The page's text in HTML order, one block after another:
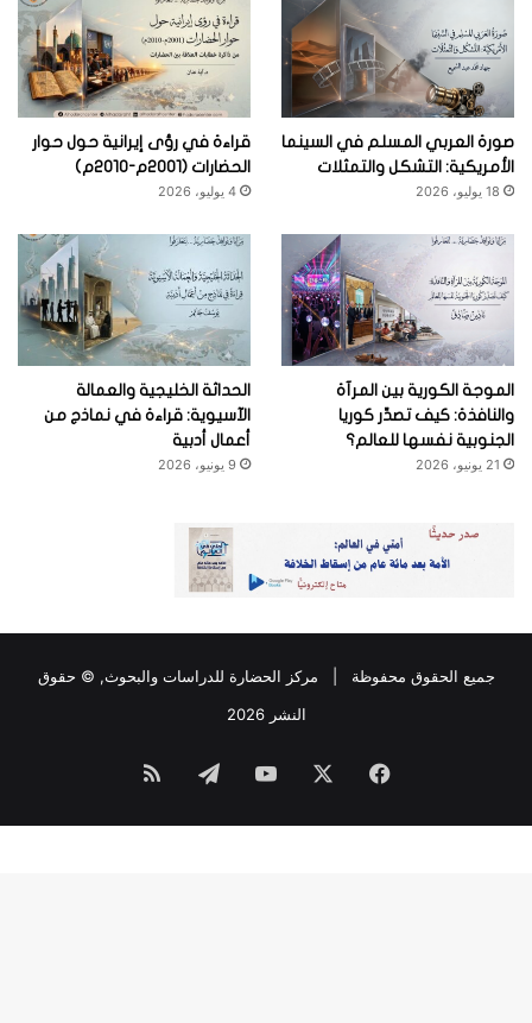
صورة العربي المسلم في السينما
الأمريكية: التشكل والتمثلات
18 يوليو، 2026
قراءة في رؤى إيرانية حول حوار
الحضارات (2001م-2010م)
4 يوليو، 2026
الموجة الكورية بين المرآة
والنافذة: كيف تصدِّر كوريا
الجنوبية نفسها للعالم؟
21 يونيو، 2026
الحداثة الخليجية والعمالة
الآسيوية: قراءة في نماذج من
أعمال أدبية
9 يونيو، 2026
جميع الحقوق محفوظة | مركز الحضارة للدراسات والبحوث, © حقوق
النشر 2026
فيسبوك ‫YouTubeتيلقرام
الموقع